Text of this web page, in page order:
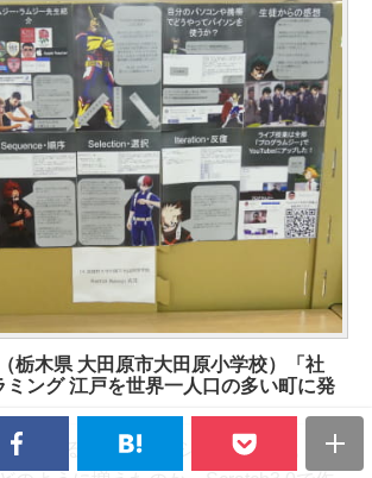
栃木県 大田原市大田原小学校）「社
ミング 江戸を世界一人口の多い町に発
材によるシミュレーションに挑戦。江